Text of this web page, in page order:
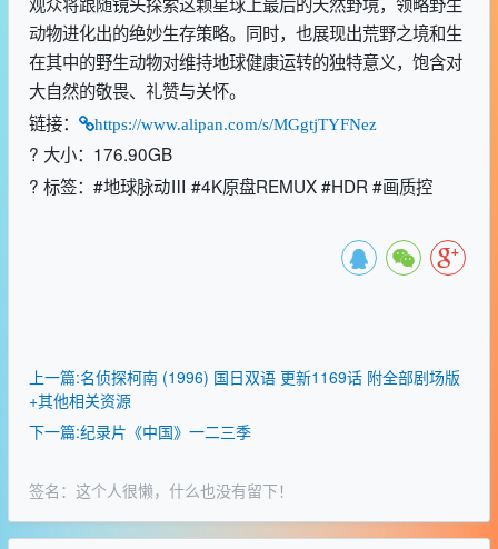
动物进化出的绝妙生存策略。同时，也展现出荒野之境和生
在其中的野生动物对维持地球健康运转的独特意义，饱含对
大自然的敬畏、礼赞与关怀。
链接：
https://www.alipan.com/s/MGgtjTYFNez
? 大小：176.90GB
? 标签：#地球脉动Ⅲ #4K原盘REMUX #HDR #画质控
上一篇:名侦探柯南 (1996) 国日双语 更新1169话 附全部剧场版
+其他相关资源
下一篇:纪录片《中国》一二三季
签名：这个人很懒，什么也没有留下！